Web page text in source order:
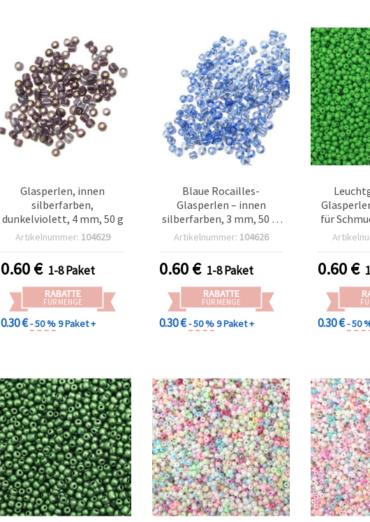
Glasperlen, innen
silberfarben,
dunkelviolett, 4 mm, 50 g
Artikelnummer: 104629
0.60€ 1-8 Paket
RABATTE
FÜR MENGE
0.30 €- 50 %9 Paket +
Blaue Rocailles-
Glasperlen – innen
silberfarben, 3 mm, 50 g,
unverzichtbar für DIY-
Bastelprojekte
Artikelnummer: 104626
0.60€ 1-8 Paket
RABATTE
FÜR MENGE
0.30 €- 50 %9 Paket +
für
0.60€
0.30 €- 50